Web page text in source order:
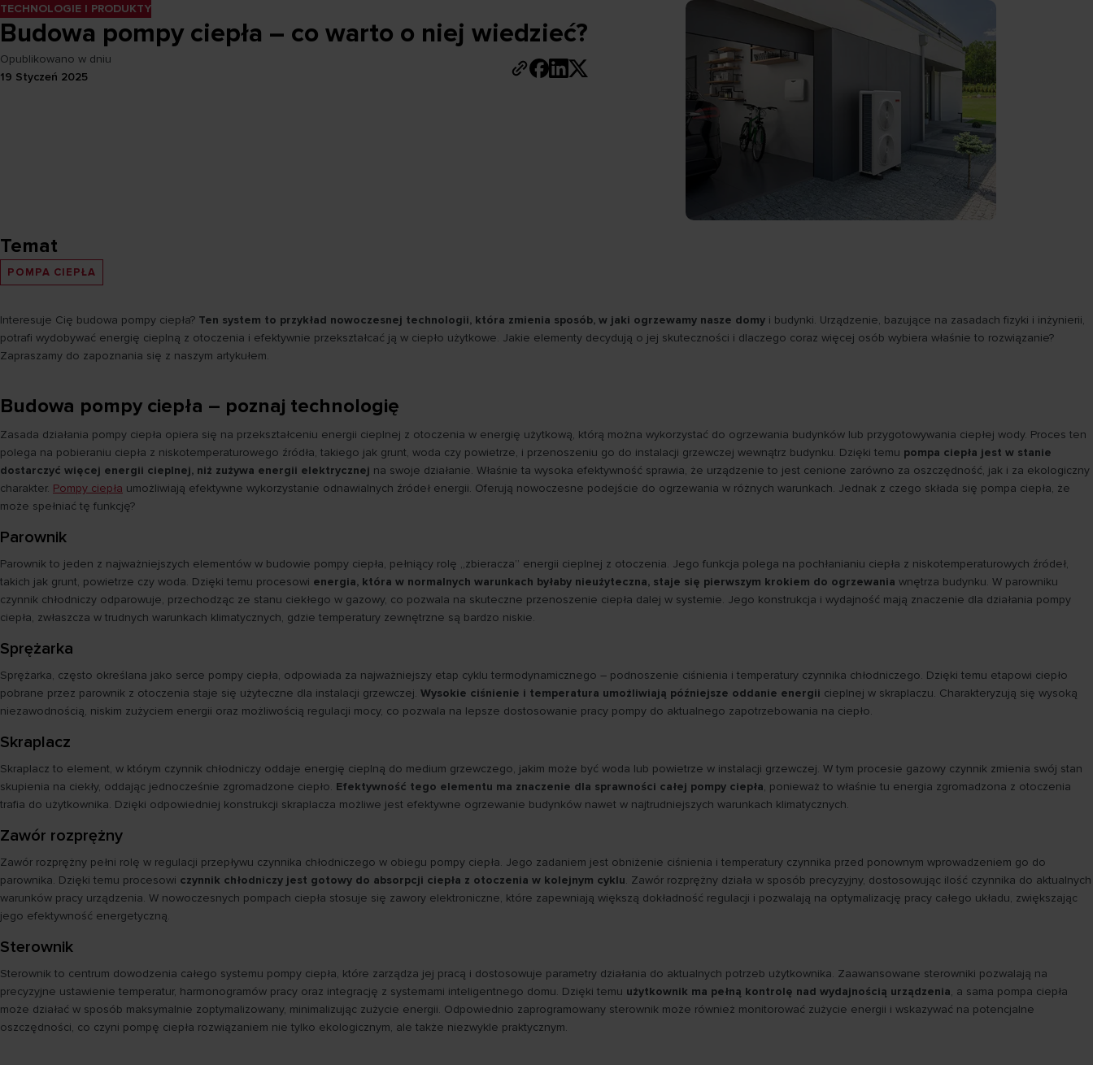
TECHNOLOGIE I PRODUKTY
Budowa pompy ciepła – co warto o niej wiedzieć?
Opublikowano w dniu
19 Styczeń 2025
Temat
POMPA CIEPŁA
Interesuje Cię budowa pompy ciepła? Ten system to przykład nowoczesnej technologii, która zmienia sposób, w jaki ogrzewamy nasze domy i budynki. Urządzenie, bazujące na zasadach fizyki i inżynierii,
potrafi wydobywać energię cieplną z otoczenia i efektywnie przekształcać ją w ciepło użytkowe. Jakie elementy decydują o jej skuteczności i dlaczego coraz więcej osób wybiera właśnie to rozwiązanie?
Zapraszamy do zapoznania się z naszym artykułem.
Budowa pompy ciepła – poznaj technologię
Zasada działania pompy ciepła opiera się na przekształceniu energii cieplnej z otoczenia w energię użytkową, którą można wykorzystać do ogrzewania budynków lub przygotowywania ciepłej wody. Proces ten
polega na pobieraniu ciepła z niskotemperaturowego źródła, takiego jak grunt, woda czy powietrze, i przenoszeniu go do instalacji grzewczej wewnątrz budynku. Dzięki temu pompa ciepła jest w stanie
dostarczyć więcej energii cieplnej, niż zużywa energii elektrycznej na swoje działanie. Właśnie ta wysoka efektywność sprawia, że urządzenie to jest cenione zarówno za oszczędność, jak i za ekologiczny
charakter. Pompy ciepła umożliwiają efektywne wykorzystanie odnawialnych źródeł energii. Oferują nowoczesne podejście do ogrzewania w różnych warunkach. Jednak z czego składa się pompa ciepła, że
może spełniać tę funkcję?
Parownik
Parownik to jeden z najważniejszych elementów w budowie pompy ciepła, pełniący rolę „zbieracza” energii cieplnej z otoczenia. Jego funkcja polega na pochłanianiu ciepła z niskotemperaturowych źródeł,
takich jak grunt, powietrze czy woda. Dzięki temu procesowi energia, która w normalnych warunkach byłaby nieużyteczna, staje się pierwszym krokiem do ogrzewania wnętrza budynku. W parowniku
czynnik chłodniczy odparowuje, przechodząc ze stanu ciekłego w gazowy, co pozwala na skuteczne przenoszenie ciepła dalej w systemie. Jego konstrukcja i wydajność mają znaczenie dla działania pompy
ciepła, zwłaszcza w trudnych warunkach klimatycznych, gdzie temperatury zewnętrzne są bardzo niskie.
Sprężarka
Sprężarka, często określana jako serce pompy ciepła, odpowiada za najważniejszy etap cyklu termodynamicznego – podnoszenie ciśnienia i temperatury czynnika chłodniczego. Dzięki temu etapowi ciepło
pobrane przez parownik z otoczenia staje się użyteczne dla instalacji grzewczej. Wysokie ciśnienie i temperatura umożliwiają późniejsze oddanie energii cieplnej w skraplaczu. Charakteryzują się wysoką
niezawodnością, niskim zużyciem energii oraz możliwością regulacji mocy, co pozwala na lepsze dostosowanie pracy pompy do aktualnego zapotrzebowania na ciepło.
Skraplacz
Skraplacz to element, w którym czynnik chłodniczy oddaje energię cieplną do medium grzewczego, jakim może być woda lub powietrze w instalacji grzewczej. W tym procesie gazowy czynnik zmienia swój stan
skupienia na ciekły, oddając jednocześnie zgromadzone ciepło. Efektywność tego elementu ma znaczenie dla sprawności całej pompy ciepła, ponieważ to właśnie tu energia zgromadzona z otoczenia
trafia do użytkownika. Dzięki odpowiedniej konstrukcji skraplacza możliwe jest efektywne ogrzewanie budynków nawet w najtrudniejszych warunkach klimatycznych.
Zawór rozprężny
Zawór rozprężny pełni rolę w regulacji przepływu czynnika chłodniczego w obiegu pompy ciepła. Jego zadaniem jest obniżenie ciśnienia i temperatury czynnika przed ponownym wprowadzeniem go do
parownika. Dzięki temu procesowi czynnik chłodniczy jest gotowy do absorpcji ciepła z otoczenia w kolejnym cyklu. Zawór rozprężny działa w sposób precyzyjny, dostosowując ilość czynnika do aktualnych
warunków pracy urządzenia. W nowoczesnych pompach ciepła stosuje się zawory elektroniczne, które zapewniają większą dokładność regulacji i pozwalają na optymalizację pracy całego układu, zwiększając
jego efektywność energetyczną.
Sterownik
Sterownik to centrum dowodzenia całego systemu pompy ciepła, które zarządza jej pracą i dostosowuje parametry działania do aktualnych potrzeb użytkownika. Zaawansowane sterowniki pozwalają na
precyzyjne ustawienie temperatur, harmonogramów pracy oraz integrację z systemami inteligentnego domu. Dzięki temu użytkownik ma pełną kontrolę nad wydajnością urządzenia, a sama pompa ciepła
może działać w sposób maksymalnie zoptymalizowany, minimalizując zużycie energii. Odpowiednio zaprogramowany sterownik może również monitorować zużycie energii i wskazywać na potencjalne
oszczędności, co czyni pompę ciepła rozwiązaniem nie tylko ekologicznym, ale także niezwykle praktycznym.